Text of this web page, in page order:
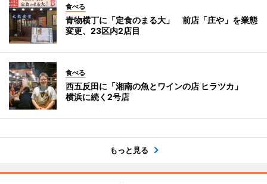
食べる
青物横丁に「定食のまる大」 前店「庄や」を業態
変更、23区内2店目
食べる
西五反田に「湘南の魚とワインの店 ヒラツカ」
横浜に続く2号店
もっと見る